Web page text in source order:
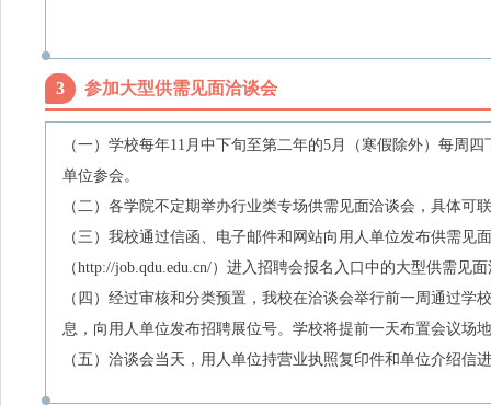
3 参加大型供需见面洽谈会
（一）学校每年11 月中下旬至第二年的5 月（寒假除外）每周四
单位参会。
（二） 各学院不定期举办行业类专场供需见面洽谈会，具体可
（三） 我校通过信函、电子邮件和网站向用人单位发布供需见
（http://job.qdu.edu.cn/）进入招聘会报名入口中的大型供需见
（四） 经过审核和分类预置，我校在洽谈会举行前一周通过学
息，向用人单位发布招聘展位号。学校将提前一天布置会议场
（五） 洽谈会当天，用人单位持营业执照复印件和单位介绍信